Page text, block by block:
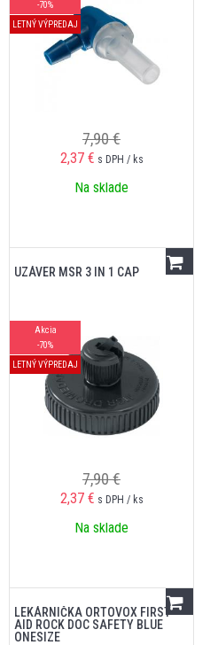
-70%
LETNÝ VÝPREDAJ
7,90 €
2,37 € s DPH / ks
Na sklade
UZÁVER MSR 3 IN 1 CAP
Akcia
-70%
LETNÝ VÝPREDAJ
7,90 €
2,37 € s DPH / ks
Na sklade
LEKÁRNIČKA ORTOVOX FIRST
AID ROCK DOC SAFETY BLUE
ONESIZE